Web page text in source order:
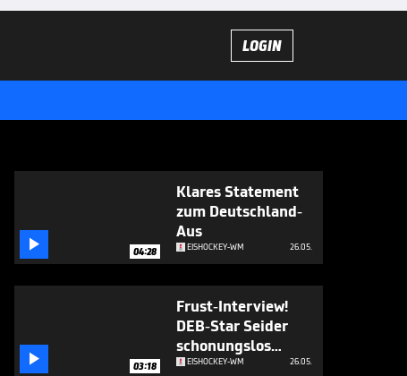
LOGIN
 04:28
Klares Statement
zum Deutschland-
Aus
EISHOCKEY-WM 26.05.
 03:18
Frust-Interview!
DEB-Star Seider
schonungslos
ehrlich
EISHOCKEY-WM 26.05.